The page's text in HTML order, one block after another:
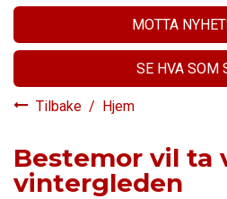
MOTTA
SE HVA SOM
Tilbake / Hjem
Bestemor vil ta
vintergleden